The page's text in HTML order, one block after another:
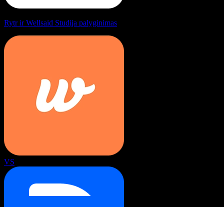
Rytr ir Wellsaid Studija palyginimas
VS